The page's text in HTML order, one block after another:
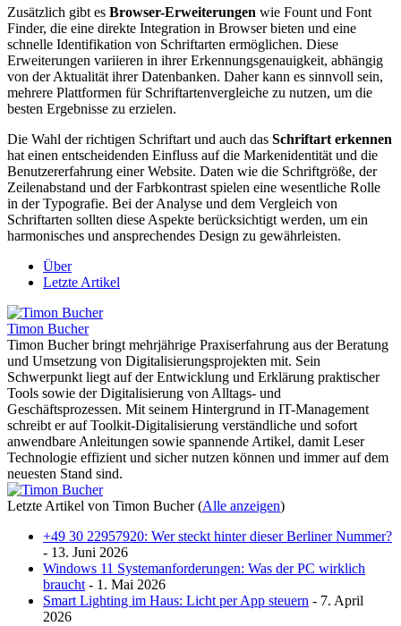
Zusätzlich gibt es Browser-Erweiterungen wie Fount und Font
Finder, die eine direkte Integration in Browser bieten und eine
schnelle Identifikation von Schriftarten ermöglichen. Diese
Erweiterungen variieren in ihrer Erkennungsgenauigkeit, abhängig
von der Aktualität ihrer Datenbanken. Daher kann es sinnvoll sein,
mehrere Plattformen für Schriftartenvergleiche zu nutzen, um die
besten Ergebnisse zu erzielen.
Die Wahl der richtigen Schriftart und auch das Schriftart erkennen
hat einen entscheidenden Einfluss auf die Markenidentität und die
Benutzererfahrung einer Website. Daten wie die Schriftgröße, der
Zeilenabstand und der Farbkontrast spielen eine wesentliche Rolle
in der Typografie. Bei der Analyse und dem Vergleich von
Schriftarten sollten diese Aspekte berücksichtigt werden, um ein
harmonisches und ansprechendes Design zu gewährleisten.
Über
Letzte Artikel
Timon Bucher
Timon Bucher bringt mehrjährige Praxiserfahrung aus der Beratung
und Umsetzung von Digitalisierungsprojekten mit. Sein
Schwerpunkt liegt auf der Entwicklung und Erklärung praktischer
Tools sowie der Digitalisierung von Alltags- und
Geschäftsprozessen. Mit seinem Hintergrund in IT-Management
schreibt er auf Toolkit-Digitalisierung verständliche und sofort
anwendbare Anleitungen sowie spannende Artikel, damit Leser
Technologie effizient und sicher nutzen können und immer auf dem
neuesten Stand sind.
Letzte Artikel von Timon Bucher(Alle anzeigen)
+49 30 22957920: Wer steckt hinter dieser Berliner Nummer?
- 13. Juni 2026
Windows 11 Systemanforderungen: Was der PC wirklich
braucht - 1. Mai 2026
Smart Lighting im Haus: Licht per App steuern - 7. April
2026